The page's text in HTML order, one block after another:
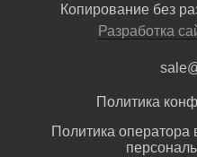
Копирование без
Разработка
Политика
Политика оператора